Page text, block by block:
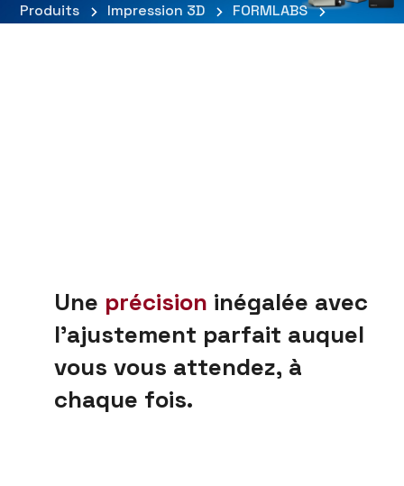
Produits
Impression 3D
FORMLABS
Une précision inégalée avec
l’ajustement parfait auquel
vous vous attendez, à
chaque fois.